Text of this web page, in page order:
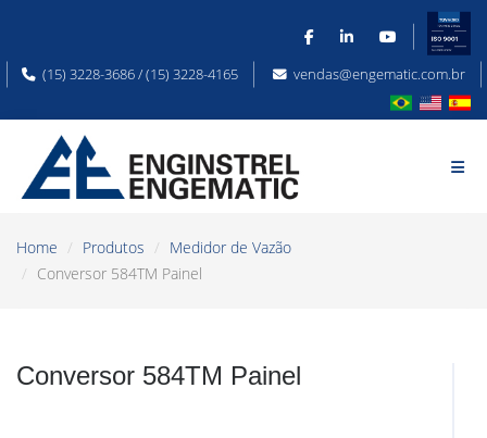
(15) 3228-3686 / (15) 3228-4165 vendas@engematic.com.br
Home Produtos
Medidor de Vazão
Conversor 584TM Painel
Conversor 584TM Painel